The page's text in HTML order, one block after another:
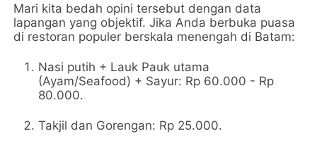
Mari kita bedah opini tersebut dengan data
lapangan yang objektif. Jika Anda berbuka puasa
di restoran populer berskala menengah di Batam:
Nasi putih + Lauk Pauk utama
(Ayam/Seafood) + Sayur: Rp 60.000 - Rp
80.000.
Takjil dan Gorengan: Rp 25.000.